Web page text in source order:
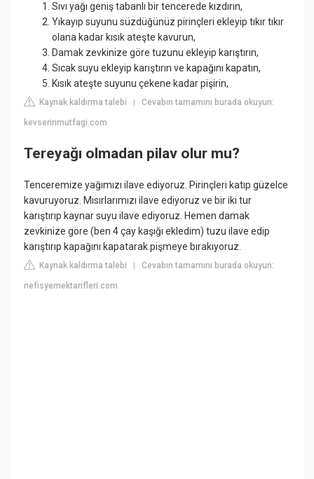
Sıvı yağı geniş tabanlı bir tencerede kızdırın,
Yıkayıp suyunu süzdüğünüz pirinçleri ekleyip tıkır tıkır
olana kadar kısık ateşte kavurun,
Damak zevkinize göre tuzunu ekleyip karıştırın,
Sıcak suyu ekleyip karıştırın ve kapağını kapatın,
Kısık ateşte suyunu çekene kadar pişirin,
Kaynak kaldırma talebi |Cevabın tamamını burada okuyun:
kevserinmutfagi.com
Tereyağı olmadan pilav olur mu?
Tenceremize yağımızı ilave ediyoruz. Pirinçleri katıp güzelce
kavuruyoruz. Mısırlarımızı ilave ediyoruz ve bir iki tur
karıştırıp kaynar suyu ilave ediyoruz. Hemen damak
zevkinize göre (ben 4 çay kaşığı ekledim) tuzu ilave edip
karıştırıp kapağını kapatarak pişmeye bırakıyoruz.
Kaynak kaldırma talebi |Cevabın tamamını burada okuyun:
nefisyemektarifleri.com